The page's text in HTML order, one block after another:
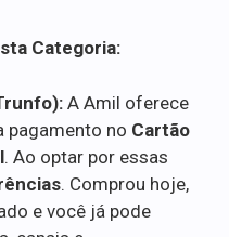
Categoria:
A Amil oferece
pagamento no Cartão
. Ao optar por essas
. Comprou hoje,
e você já pode